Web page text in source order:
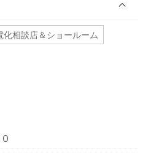
化相談店＆ショールーム